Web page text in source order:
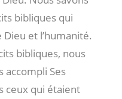
bibliques qui
et l’humanité.
bibliques, nous
accompli Ses
ceux qui étaient